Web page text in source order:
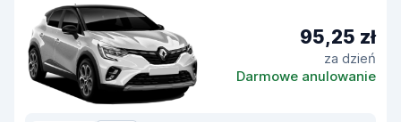
95,25 zł
za dzień
Darmowe anulowanie